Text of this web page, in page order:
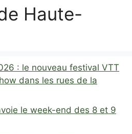
Haute-
: le nouveau festival VTT
dans les rues de la
le week-end des 8 et 9